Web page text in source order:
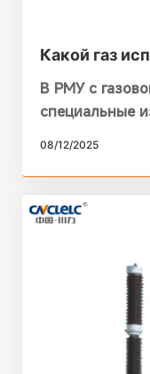
Какой газ
В РМУ с
специальные
и безопасную
руководстве
альтернативы
ПГП компании
08/12/2025